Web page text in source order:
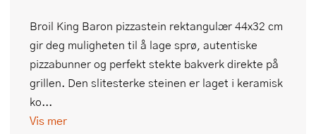
Broil King Baron pizzastein rektangulær 44x32 cm
gir deg muligheten til å lage sprø, autentiske
pizzabunner og perfekt stekte bakverk direkte på
grillen. Den slitesterke steinen er laget i keramisk
ko...
Vis mer